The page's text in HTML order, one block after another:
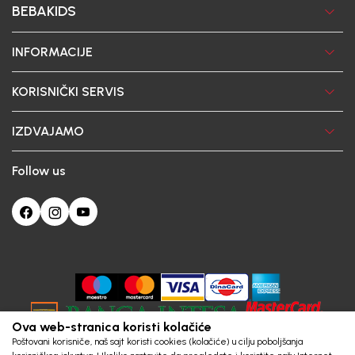
BEBAKIDS
INFORMACIJE
KORISNIČKI SERVIS
IZDVAJAMO
Follow us
Ova web-stranica koristi kolačiće
Poštovani korisniče, naš sajt koristi cookies (kolačiće) u cilju poboljšanja